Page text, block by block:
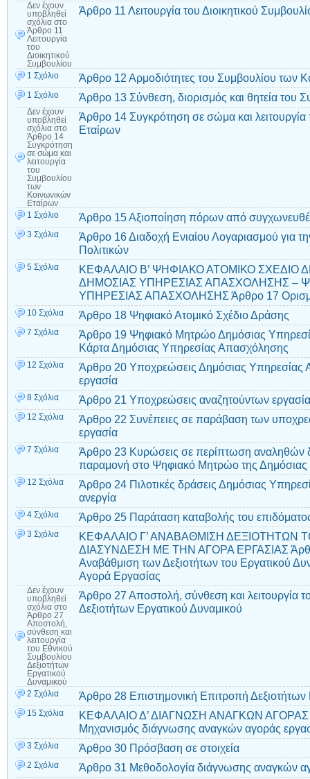
Δεν έχουν
υποβληθεί
σχόλια στο
Άρθρο 11
Λειτουργία
του
Διοικητικού
Συμβουλίου
Άρθρο 11 Λειτουργία του Διοικητικού
1 Σχόλιο Άρθρο 12 Αρμοδιότητες του Συμβουλίου των
1 Σχόλιο Άρθρο 13 Σύνθεση, διορισμός και θητεία του
Δεν έχουν
υποβληθεί
σχόλια στο
Άρθρο 14
Συγκρότηση
σε σώμα και
λειτουργία
του
Συμβουλίου
των
Κοινωνικών
Εταίρων
Άρθρο 14 Συγκρότηση σε σώμα και
Εταίρων
1 Σχόλιο Άρθρο 15 Αξιοποίηση πόρων από
3 Σχόλια
Άρθρο 16 Διαδοχή Ενιαίου Λογαριασμού για
Πολιτικών
5 Σχόλια
ΚΕΦΑΛΑΙΟ Β’ ΨΗΦΙΑΚΟ ΑΤΟΜΙΚΟ
ΔΗΜΟΣΙΑΣ ΥΠΗΡΕΣΙΑΣ ΑΠΑΣΧΟΛΗΣΗΣ –
ΥΠΗΡΕΣΙΑΣ ΑΠΑΣΧΟΛΗΣΗΣ Άρθρο 17
10 Σχόλια Άρθρο 18 Ψηφιακό Ατομικό Σχέδιο Δράσης
7 Σχόλια
Άρθρο 19 Ψηφιακό Μητρώο Δημόσιας
Κάρτα Δημόσιας Υπηρεσίας Απασχόλησης
12 Σχόλια
Άρθρο 20 Υποχρεώσεις Δημόσιας Υπηρεσίας
εργασία
8 Σχόλια Άρθρο 21 Υποχρεώσεις αναζητούντων εργασία
12 Σχόλια
Άρθρο 22 Συνέπειες σε παράβαση των
εργασία
7 Σχόλια
Άρθρο 23 Κυρώσεις σε περίπτωση αναληθών
παραμονή στο Ψηφιακό Μητρώο της
12 Σχόλια
Άρθρο 24 Πιλοτικές δράσεις Δημόσιας
ανεργία
4 Σχόλια Άρθρο 25 Παράταση καταβολής του
3 Σχόλια
ΚΕΦΑΛΑΙΟ Γ’ ΑΝΑΒΑΘΜΙΣΗ ΔΕΞΙΟΤΗΤΩΝ
ΔΙΑΣΥΝΔΕΣΗ ΜΕ ΤΗΝ ΑΓΟΡΑ ΕΡΓΑΣΙΑΣ Άρθρο
Αναβάθμιση των Δεξιοτήτων του Εργατικού
Αγορά Εργασίας
Δεν έχουν
υποβληθεί
σχόλια στο
Άρθρο 27
Αποστολή,
σύνθεση και
λειτουργία
του Εθνικού
Συμβουλίου
Δεξιοτήτων
Εργατικού
Δυναμικού
Άρθρο 27 Αποστολή, σύνθεση και λειτουργία
Δεξιοτήτων Εργατικού Δυναμικού
2 Σχόλια Άρθρο 28 Επιστημονική Επιτροπή Δεξιοτήτων
15 Σχόλια
ΚΕΦΑΛΑΙΟ Δ’ ΔΙΑΓΝΩΣΗ ΑΝΑΓΚΩΝ ΑΓΟΡΑΣ
Μηχανισμός διάγνωσης αναγκών αγοράς
3 Σχόλια Άρθρο 30 Πρόσβαση σε στοιχεία
2 Σχόλια Άρθρο 31 Μεθοδολογία διάγνωσης αναγκών